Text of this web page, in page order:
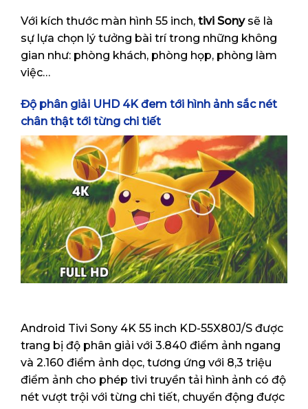
Với kích thước màn hình 55 inch, tivi Sonysẽ là
sự lựa chọn lý tưởng bài trí trong những không
gian như: phòng khách, phòng họp, phòng làm
việc…
Độ phân giải UHD 4K đem tới hình ảnh sắc nét
chân thật tới từng chi tiết
Android Tivi Sony 4K 55 inch KD-55X80J/S được
trang bị độ phân giải với 3.840 điểm ảnh ngang
và 2.160 điểm ảnh dọc, tương ứng với 8,3 triệu
điểm ảnh cho phép tivi truyền tải hình ảnh có độ
nét vượt trội với từng chi tiết, chuyển động được